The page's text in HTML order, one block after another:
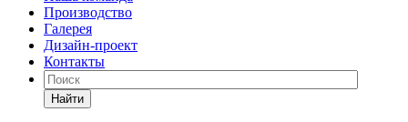
Производство
Галерея
Дизайн-проект
Контакты
Найти